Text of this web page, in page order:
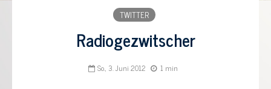
TWITTER
Radiogezwitscher
So., 3. Juni 2012 1 min